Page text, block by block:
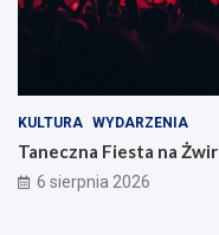
KULTURA WYDARZENIA
Taneczna Fiesta na
6 sierpnia 2026